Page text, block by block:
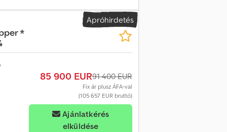
- Tachográf Teherbírás: 20
Felfüggesztés: laprugós Telefon: KUBA –
– Magyar COSTEL – Román? (Románul
Csdpfx Aev Ddb Ujk Asha RADEK –
Apróhirdetés
*
85 900 EUR91 400 EUR
Fix ár plusz ÁFA-val
(105 657 EUR bruttó)
Ajánlatkérés
elküldése